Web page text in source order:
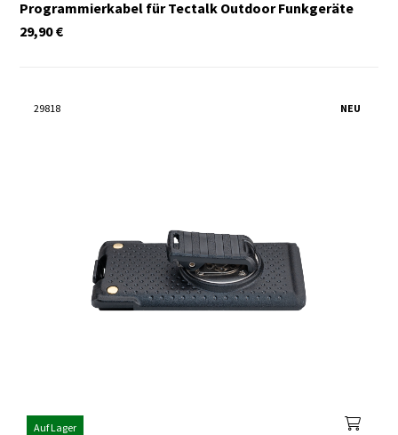
Programmierkabel für Tectalk Outdoor Funkgeräte
€
29,90
NEU
29818
Auf Lager